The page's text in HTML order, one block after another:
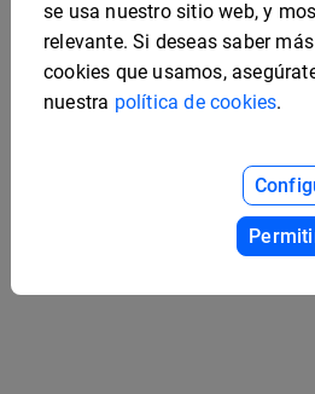
Ejemplo de manual de
se usa nuestro sitio web, y
relevante. Si deseas saber
cookies que usamos,
nuestra política de cookies.